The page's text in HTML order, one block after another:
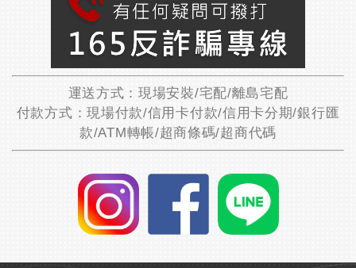
運送方式：現場安裝/宅配/離島宅配
付款方式：現場付款/信用卡付款/信用卡分期/銀行匯
款/ATM轉帳/超商條碼/超商代碼